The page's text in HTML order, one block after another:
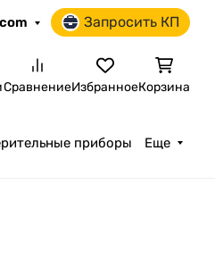
Запросить КП
СравнениеИзбранноеКорзина
приборы Еще